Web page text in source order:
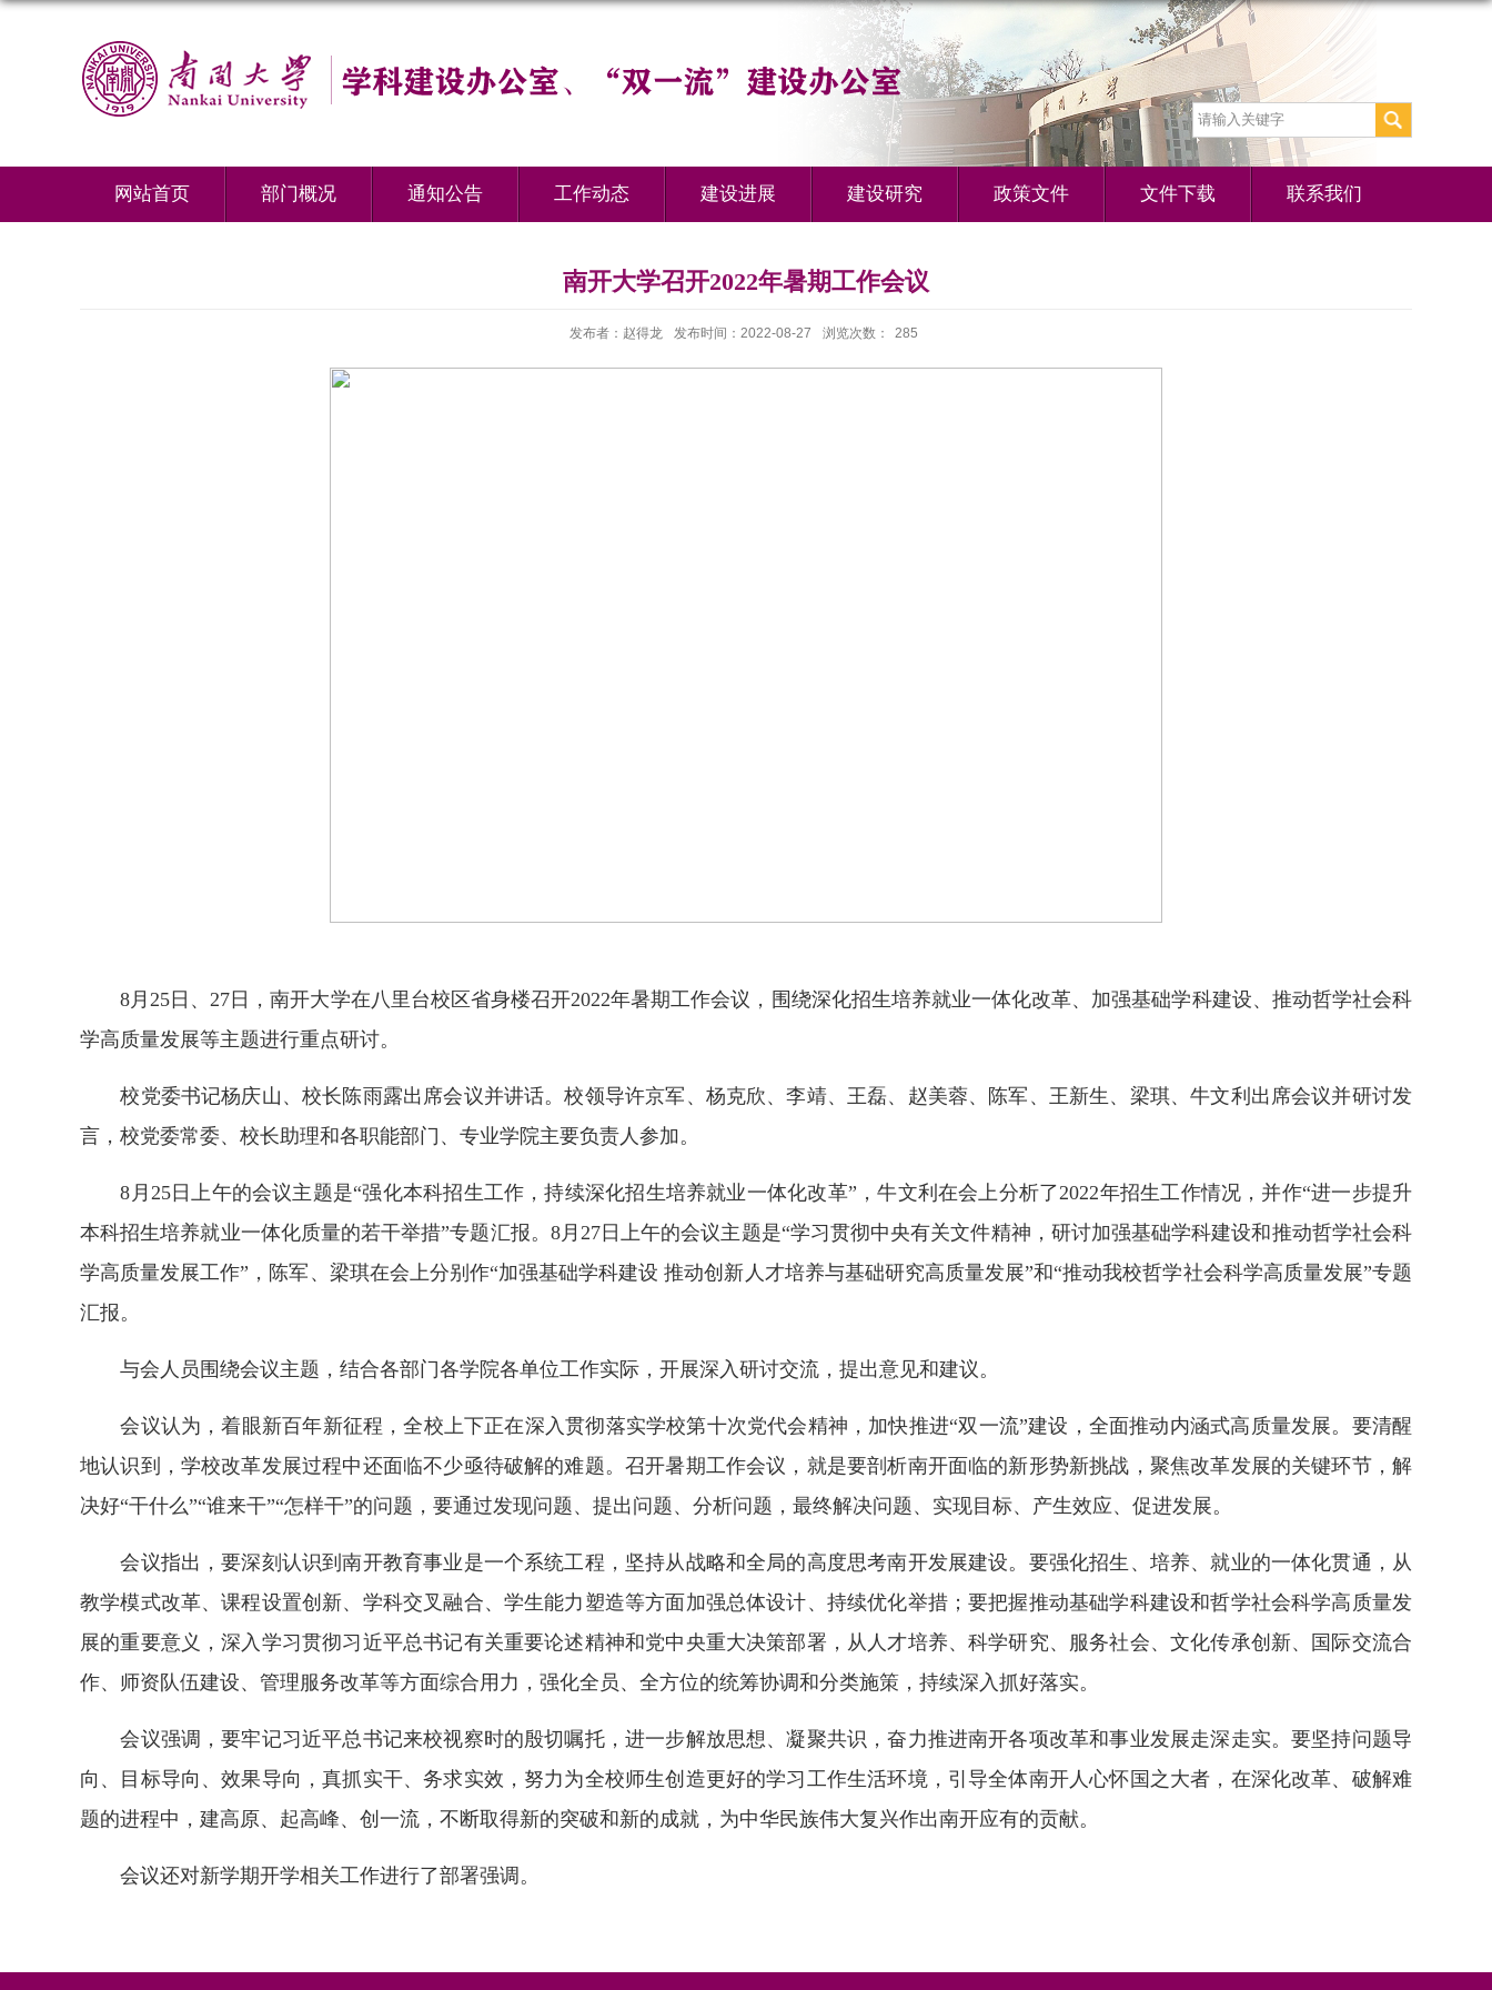
网站首页 部门概况 通知公告 工作动态 建设进展 建设研究 政策文件 文件下载 联系我们
南开大学召开2022年暑期工作会议
发布者：赵得龙 发布时间：2022-08-27 浏览次数： 285
8月25日、27日，南开大学在八里台校区省身楼召开2022年暑期工作会议，围绕深化招生培养就业一体化改革、加强基础学科建设、推动哲学社会科
学高质量发展等主题进行重点研讨。
校党委书记杨庆山、校长陈雨露出席会议并讲话。校领导许京军、杨克欣、李靖、王磊、赵美蓉、陈军、王新生、梁琪、牛文利出席会议并研讨发
言，校党委常委、校长助理和各职能部门、专业学院主要负责人参加。
8月25日上午的会议主题是“强化本科招生工作，持续深化招生培养就业一体化改革”，牛文利在会上分析了2022年招生工作情况，并作“进一步提升
本科招生培养就业一体化质量的若干举措”专题汇报。8月27日上午的会议主题是“学习贯彻中央有关文件精神，研讨加强基础学科建设和推动哲学社会科
学高质量发展工作”，陈军、梁琪在会上分别作“加强基础学科建设 推动创新人才培养与基础研究高质量发展”和“推动我校哲学社会科学高质量发展”专题
汇报。
与会人员围绕会议主题，结合各部门各学院各单位工作实际，开展深入研讨交流，提出意见和建议。
会议认为，着眼新百年新征程，全校上下正在深入贯彻落实学校第十次党代会精神，加快推进“双一流”建设，全面推动内涵式高质量发展。要清醒
地认识到，学校改革发展过程中还面临不少亟待破解的难题。召开暑期工作会议，就是要剖析南开面临的新形势新挑战，聚焦改革发展的关键环节，解
决好“干什么”“谁来干”“怎样干”的问题，要通过发现问题、提出问题、分析问题，最终解决问题、实现目标、产生效应、促进发展。
会议指出，要深刻认识到南开教育事业是一个系统工程，坚持从战略和全局的高度思考南开发展建设。要强化招生、培养、就业的一体化贯通，从
教学模式改革、课程设置创新、学科交叉融合、学生能力塑造等方面加强总体设计、持续优化举措；要把握推动基础学科建设和哲学社会科学高质量发
展的重要意义，深入学习贯彻习近平总书记有关重要论述精神和党中央重大决策部署，从人才培养、科学研究、服务社会、文化传承创新、国际交流合
作、师资队伍建设、管理服务改革等方面综合用力，强化全员、全方位的统筹协调和分类施策，持续深入抓好落实。
会议强调，要牢记习近平总书记来校视察时的殷切嘱托，进一步解放思想、凝聚共识，奋力推进南开各项改革和事业发展走深走实。要坚持问题导
向、目标导向、效果导向，真抓实干、务求实效，努力为全校师生创造更好的学习工作生活环境，引导全体南开人心怀国之大者，在深化改革、破解难
题的进程中，建高原、起高峰、创一流，不断取得新的突破和新的成就，为中华民族伟大复兴作出南开应有的贡献。
会议还对新学期开学相关工作进行了部署强调。